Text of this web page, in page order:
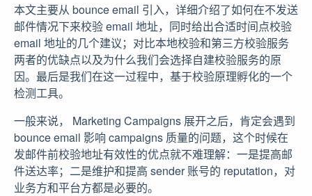
本文主要从 bounce email 引入，详细介绍了如何在不发送
邮件情况下来校验 email 地址，同时给出合适时间点校验
email 地址的几个建议；对比本地校验和第三方校验服务
两者的优缺点以及为什么我们会选择自建校验服务的原
因。最后是我们在这一过程中，基于校验原理孵化的一个
检测工具。
一般来说， Marketing Campaigns 展开之后，肯定会遇到
bounce email 影响 campaigns 质量的问题，这个时候在
发邮件前校验地址有效性的优点就不难理解：一是提高邮
件送达率；二是维护和提高 sender 账号的 reputation，对
业务方和平台方都是必要的。